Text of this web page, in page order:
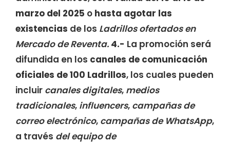
marzo del 2025 o hasta agotar las
existencias de los Ladrillos ofertados en
Mercado de Reventa. 4.- La promoción será
difundida en los canales de comunicación
oficiales de 100 Ladrillos, los cuales pueden
incluir canales digitales, medios
tradicionales, influencers, campañas de
correo electrónico, campañas de WhatsApp,
a través del equipo de